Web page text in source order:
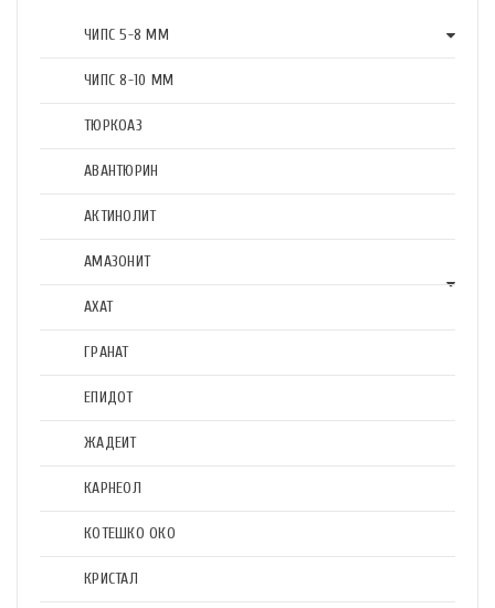
ЧИПС 5-8 ММ
ЧИПС 8-10 ММ
ТЮРКОАЗ
АВАНТЮРИН
АКТИНОЛИТ
АМАЗОНИТ
АХАТ
ГРАНАТ
ЕПИДОТ
ЖАДЕИТ
КАРНЕОЛ
КОТЕШКО ОКО
КРИСТАЛ